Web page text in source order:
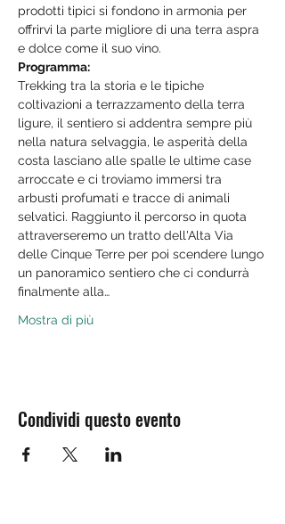
prodotti tipici si fondono in armonia per
offrirvi la parte migliore di una terra aspra
e dolce come il suo vino.
Programma:
Trekking tra la storia e le tipiche
coltivazioni a terrazzamento della terra
ligure, il sentiero si addentra sempre più
nella natura selvaggia, le asperità della
costa lasciano alle spalle le ultime case
arroccate e ci troviamo immersi tra
arbusti profumati e tracce di animali
selvatici. Raggiunto il percorso in quota
attraverseremo un tratto dell'Alta Via
delle Cinque Terre per poi scendere lungo
un panoramico sentiero che ci condurrà
finalmente alla…
Mostra di più
Condividi questo evento